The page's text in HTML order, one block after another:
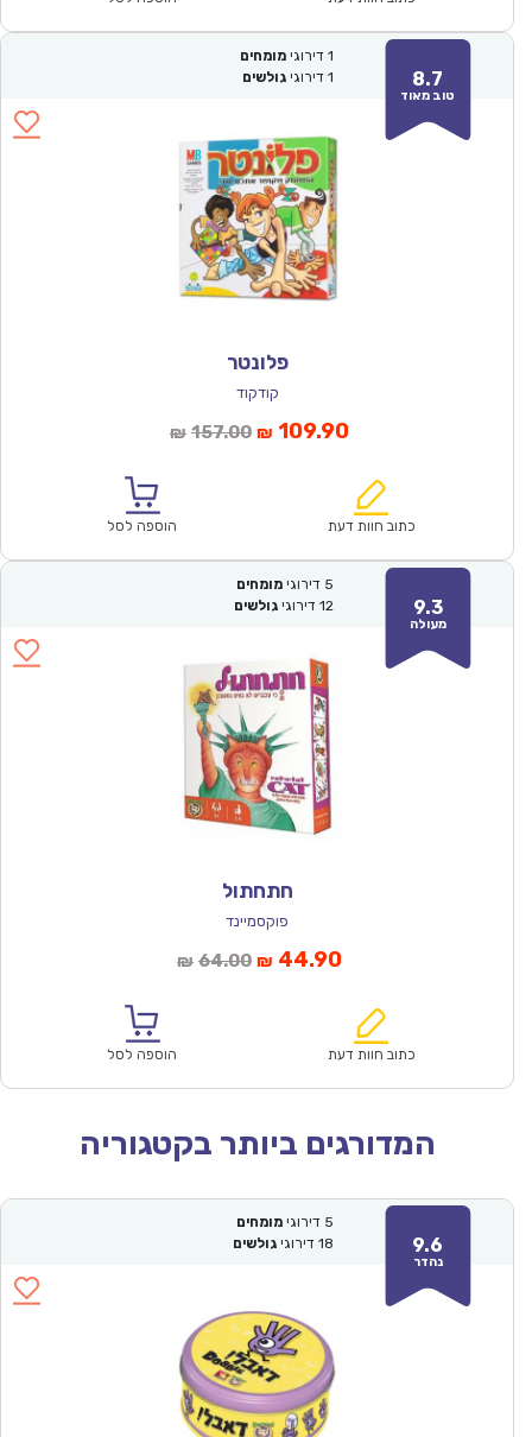
8.7
טוב מאוד
1 דירוגי מומחים
1 דירוגי גולשים
פלונטר
קודקוד
₪ 157.00המחיר
₪157.00.
₪ 109.90המחיר
הוא:
כתוב חוות דעת הוספה לסל
9.3
מעולה
5 דירוגי מומחים
12 דירוגי גולשים
חתחתול
פוקסמיינד
₪ 64.00המחיר
₪64.00.
₪ 44.90המחיר
הוא:
כתוב חוות דעת הוספה לסל
המדורגים ביותר בקטגוריה
9.6
נהדר
5 דירוגי מומחים
18 דירוגי גולשים